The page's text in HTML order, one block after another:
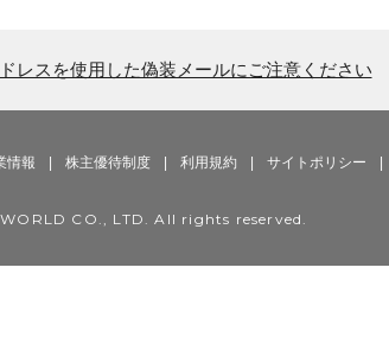
レスを使用した偽装メールにご注意ください
情報 株主優待制度 利用規約 サイトポリシー
CO., LTD. All rights reserved.